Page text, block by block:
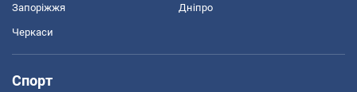
Запоріжжя Дніпро
Черкаси
Спорт